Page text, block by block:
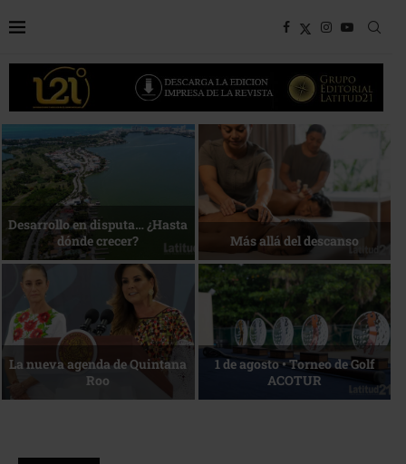
Bottega, un viaje servido a la
mesa
Energía que Impulsa la
competitividad
Reconocimiento de viajeros La esencia del servicio